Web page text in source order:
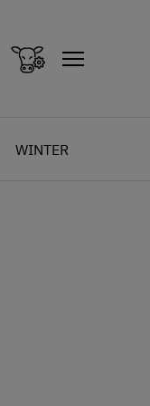
WINTER